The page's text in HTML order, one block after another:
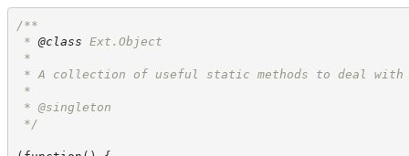
/**
* @class Ext.Object
*
* A collection of useful static methods to deal
*
* @singleton
*/